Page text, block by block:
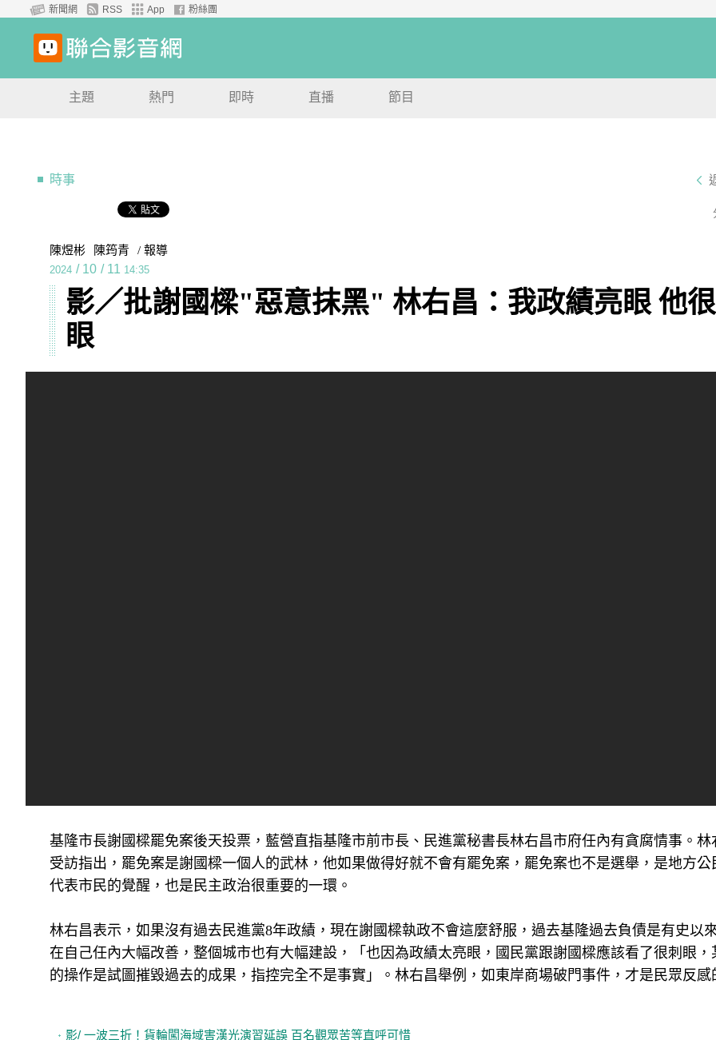
新聞網 RSS App 粉絲團
主題 熱門 即時 直播 節目
時事
陳煜彬 陳筠青 / 報導
2024 / 10 / 11 14:35
影／批謝國樑"惡意抹黑" 林右昌：我政績亮眼 他
眼
基隆市長謝國樑罷免案後天投票，藍營直指基隆市前市長、民進黨秘書長林右昌市府任內有貪腐情事。林
受訪指出，罷免案是謝國樑一個人的武林，他如果做得好就不會有罷免案，罷免案也不是選舉，是地方公
代表市民的覺醒，也是民主政治很重要的一環。
林右昌表示，如果沒有過去民進黨8年政績，現在謝國樑執政不會這麼舒服，過去基隆過去負債是有史以
在自己任內大幅改善，整個城市也有大幅建設，「也因為政績太亮眼，國民黨跟謝國樑應該看了很刺眼，
的操作是試圖摧毀過去的成果，指控完全不是事實」。林右昌舉例，如東岸商場破門事件，才是民眾反感
影/ 一波三折！貨輪闖海域害漢光演習延誤 百名觀眾苦等直呼可惜